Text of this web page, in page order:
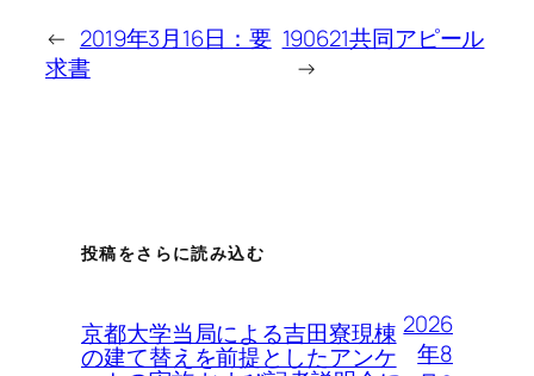
← 2019年3月16日：要
求書
190621共同アピール
→
投稿をさらに読み込む
京都大学当局による吉田寮現棟
の建て替えを前提としたアンケ
2026
年8